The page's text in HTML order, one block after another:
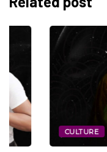
CULTURE MUSIQUE